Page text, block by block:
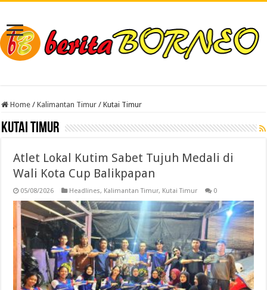
Home / Kalimantan Timur / Kutai Timur
Kutai Timur
Atlet Lokal Kutim Sabet Tujuh Medali di
Wali Kota Cup Balikpapan
05/08/2026 Headlines, Kalimantan Timur, Kutai Timur 0